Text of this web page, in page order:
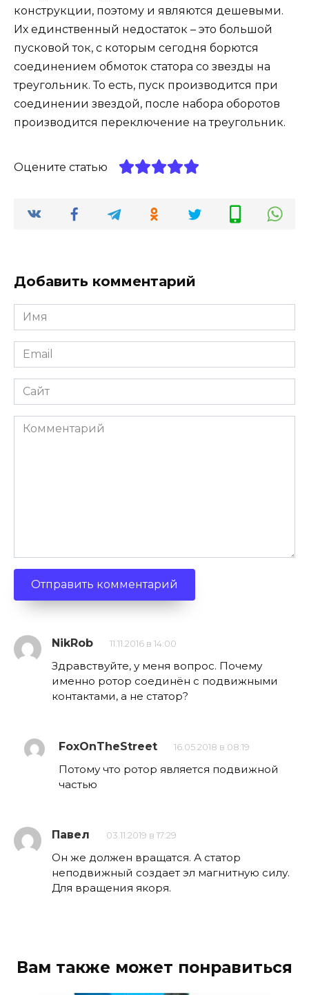
конструкции, поэтому и являются дешевыми.
Их единственный недостаток – это большой
пусковой ток, с которым сегодня борются
соединением обмоток статора со звезды на
треугольник. То есть, пуск производится при
соединении звездой, после набора оборотов
производится переключение на треугольник.
Оцените статью
Добавить комментарий
Имя
Email
Сайт
Комментарий
NikRob 11.11.2016 в 14:00
Здравствуйте, у меня вопрос. Почему
именно ротор соединён с подвижными
контактами, а не статор?
FoxOnTheStreet 16.05.2018 в 08:19
Потому что ротор является подвижной
частью
Павел 03.11.2019 в 17:29
Он же должен вращатся. А статор
неподвижный создает эл магнитную силу.
Для вращения якоря.
Вам также может понравиться